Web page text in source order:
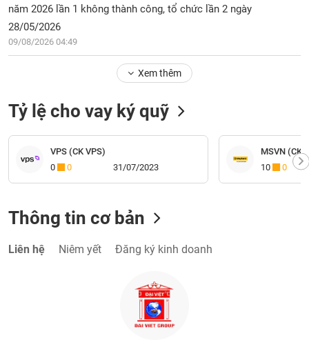
năm 2026 lần 1 không thành công, tổ chức lần 2 ngày
28/05/2026
09/08/2026 04:49
Xem thêm
Tỷ lệ cho vay ký quỹ
VPS (CK VPS)
0
0 31/07/2023
MSVN (CK
10
0
Thông tin cơ bản
Liên hệ Niêm yết Đăng ký kinh doanh